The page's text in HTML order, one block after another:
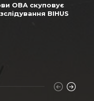
ОВА скуповує
BIHUS